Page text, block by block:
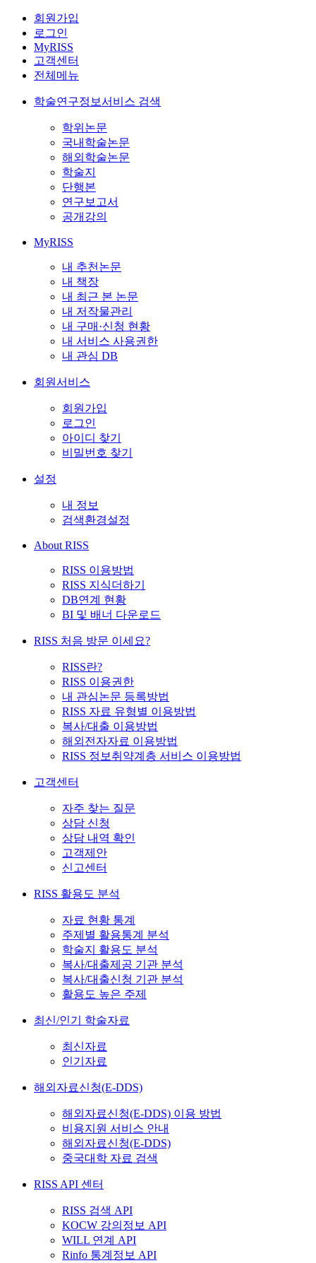
회원가입
로그인
MyRISS
고객센터
전체메뉴
학술연구정보서비스 검색
학위논문
국내학술논문
해외학술논문
학술지
단행본
연구보고서
공개강의
MyRISS
내 추천논문
내 책장
내 최근 본 논문
내 저작물관리
내 구매·신청 현황
내 서비스 사용권한
내 관심 DB
회원서비스
회원가입
로그인
아이디 찾기
비밀번호 찾기
설정
내 정보
검색환경설정
About RISS
RISS 이용방법
RISS 지식더하기
DB연계 현황
BI 및 배너 다운로드
RISS 처음 방문 이세요?
RISS란?
RISS 이용권한
내 관심논문 등록방법
RISS 자료 유형별 이용방법
복사/대출 이용방법
해외전자자료 이용방법
RISS 정보취약계층 서비스 이용방법
고객센터
자주 찾는 질문
상담 신청
상담 내역 확인
고객제안
신고센터
RISS 활용도 분석
자료 현황 통계
주제별 활용통계 분석
학술지 활용도 분석
복사/대출제공 기관 분석
복사/대출신청 기관 분석
활용도 높은 주제
최신/인기 학술자료
최신자료
인기자료
해외자료신청(E-DDS)
해외자료신청(E-DDS) 이용 방법
비용지원 서비스 안내
해외자료신청(E-DDS)
중국대학 자료 검색
RISS API 센터
RISS 검색 API
KOCW 강의정보 API
WILL 연계 API
Rinfo 통계정보 API